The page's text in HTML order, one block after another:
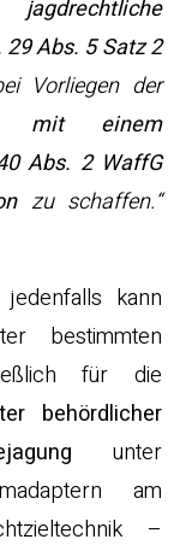
Abs. 5 Satz 2
Vorliegen der
mit einem
Abs. 2 WaffG
zu schaffen.“
kann
bestimmten
für die
behördlicher
unter
am
–